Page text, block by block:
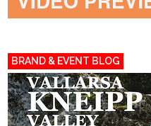
BRAND & EVENT BLOG